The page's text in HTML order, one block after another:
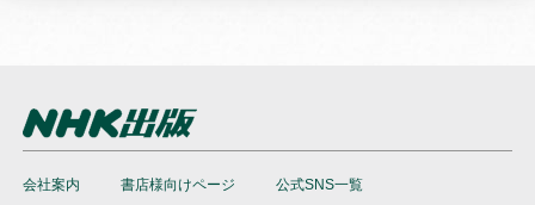
会社案内 書店様向けページ 公式SNS一覧